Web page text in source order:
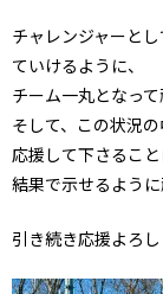
チャレンジャーと
ていけるように、
チーム一丸となっ
そして、この状況
応援して下さること
結果で示せるように
引き続き応援よろ